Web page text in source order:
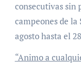
consecutivas sin
campeones de la
agosto hasta el
“Animo a cualquiera a que tenga un momento que